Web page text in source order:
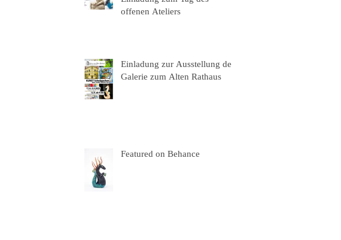
offenen Ateliers
Einladung zur Ausstellung der
Galerie zum Alten Rathaus
Featured on Behance